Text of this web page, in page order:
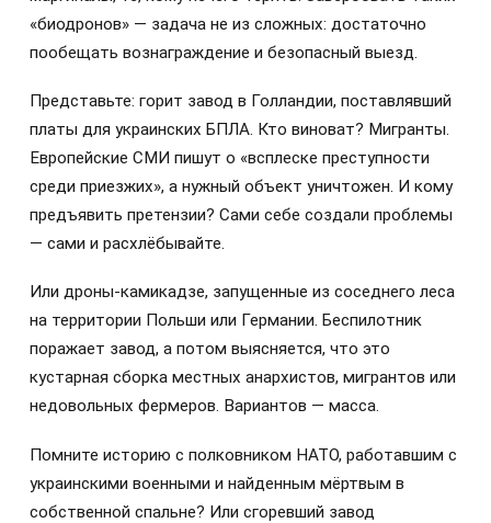
«биодронов» — задача не из сложных: достаточно
пообещать вознаграждение и безопасный выезд.
Представьте: горит завод в Голландии, поставлявший
платы для украинских БПЛА. Кто виноват? Мигранты.
Европейские СМИ пишут о «всплеске преступности
среди приезжих», а нужный объект уничтожен. И кому
предъявить претензии? Сами себе создали проблемы
— сами и расхлёбывайте.
Или дроны-камикадзе, запущенные из соседнего леса
на территории Польши или Германии. Беспилотник
поражает завод, а потом выясняется, что это
кустарная сборка местных анархистов, мигрантов или
недовольных фермеров. Вариантов — масса.
Помните историю с полковником НАТО, работавшим с
украинскими военными и найденным мёртвым в
собственной спальне? Или сгоревший завод